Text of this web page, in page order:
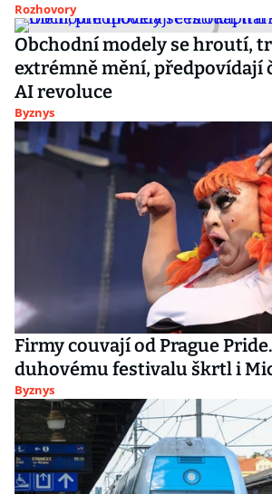
Rozhovory
Obchodní modely se hroutí,
extrémně mění, předpovídají
AI revoluce
Byznys
Firmy couvají od Prague
duhovému festivalu škrtl i
Byznys